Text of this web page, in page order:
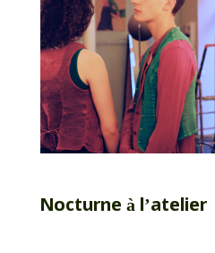
Nocturne à l’atelier